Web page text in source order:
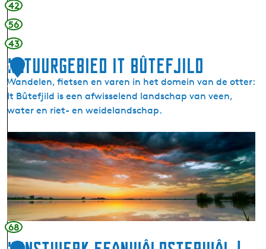
k
j
e
V
e
n
e
m
n
d
e
r
w
r
â
l
|
E
l
s
k
e
K
a
42
56
43
1
4
Natuurgebied It Bûtefjild
Wandelen, fietsen en varen in het domein van de otter:
It Bûtefjild is een afwisselend landschap van veen,
water en riet- en weidelandschap.
N
a
t
u
u
r
g
68